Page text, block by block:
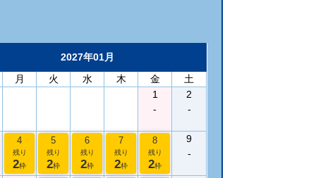
2027年01月
月 火 水 木 金
土
1
-
2
-
4
残り
2枠
5
残り
2枠
6
残り
2枠
7
残り
2枠
8
残り
2枠
9
-